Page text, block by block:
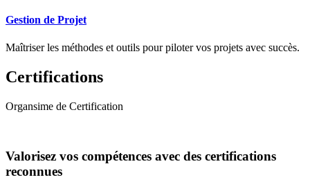
Gestion de Projet
Maîtriser les méthodes et outils pour piloter vos projets avec succès.
Certifications
Organsime de Certification
Valorisez vos compétences avec des certifications
reconnues